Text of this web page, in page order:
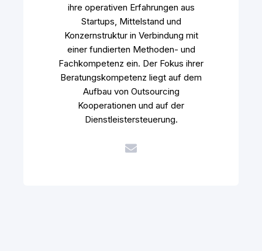
ihre operativen Erfahrungen aus
Startups, Mittelstand und
Konzernstruktur in Verbindung mit
einer fundierten Methoden- und
Fachkompetenz ein. Der Fokus ihrer
Beratungskompetenz liegt auf dem
Aufbau von Outsourcing
Kooperationen und auf der
Dienstleistersteuerung.